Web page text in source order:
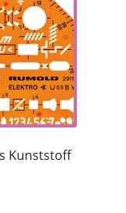
Kunststoff